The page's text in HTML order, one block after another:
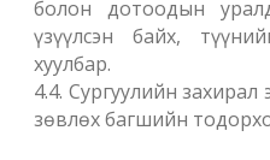
болон дотоодын
үзүүлсэн байх,
хуулбар.
4.4. Сургуулийн захирал
зөвлөх багшийн